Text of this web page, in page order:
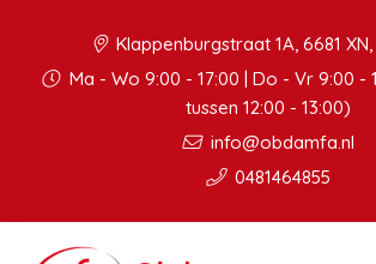
Klappenburgstraat 1A, 6681
Ma - Wo 9:00 - 17:00 | Do - Vr 9:00 -
tussen 12:00 - 13:00)
info@obdamfa.nl
0481464855